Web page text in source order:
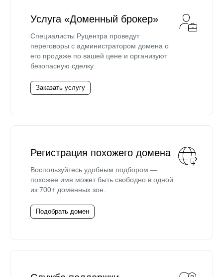
Услуга «Доменный брокер»
Специалисты Руцентра проведут
переговоры с администратором домена о
его продаже по вашей цене и организуют
безопасную сделку.
Заказать услугу
Регистрация похожего домена
Воспользуйтесь удобным подбором —
похожее имя может быть свободно в одной
из 700+ доменных зон.
Подобрать домен